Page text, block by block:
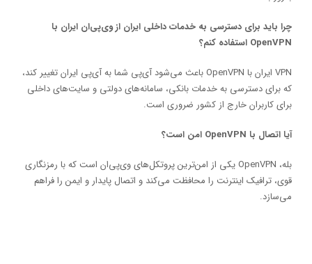
چرا باید برای دسترسی به خدمات داخلی ایران از وی‌پی‌ان ایران با
OpenVPN استفاده کنم؟
VPN ایران با OpenVPN باعث می‌شود آی‌پی شما به آی‌پی ایران تغییر کند،
که برای دسترسی به خدمات بانکی، سامانه‌های دولتی و سایت‌های داخلی
برای کاربران خارج از کشور ضروری است.
آیا اتصال با OpenVPN امن است؟
بله، OpenVPN یکی از امن‌ترین پروتکل‌های وی‌پی‌ان است که با رمزنگاری
قوی، ترافیک اینترنت را محافظت می‌کند و اتصال پایدار و ایمن را فراهم
می‌سازد.